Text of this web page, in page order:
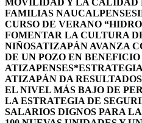
MOVILIDAD Y LA CALIDAD
FAMILIAS NAUCALPENSES
CURSO DE VERANO
FOMENTAR LA CULTURA
NIÑOSATIZAPÁN AVANZA
DE UN POZO EN
ATIZAPENSES
ATIZAPÁN DA
EL NIVEL MÁS BAJO DE
LA ESTRATEGIA DE
SALARIOS DIGNOS PARA